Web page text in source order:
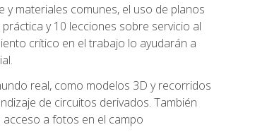
materiales comunes, el uso de planos
y 10 lecciones sobre servicio al
crítico en el trabajo lo ayudarán a
real, como modelos 3D y recorridos
de circuitos derivados. También
a fotos en el campo